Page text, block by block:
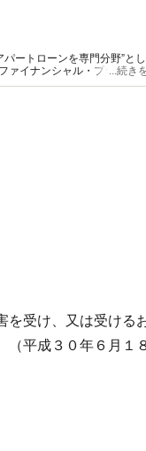
ートローンを専門分野”と
ァイナンシャル・プランナ
...続き
を受け、又は受ける
平成３０年６月１